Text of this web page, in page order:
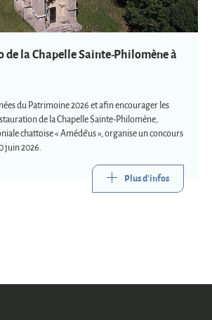
de la Chapelle Sainte-Philomène à
du Patrimoine 2026 et afin encourager les
de la Chapelle Sainte-Philomène,
chattoise « Amédé'us », organise un concours
juin 2026.
Plus d'infos